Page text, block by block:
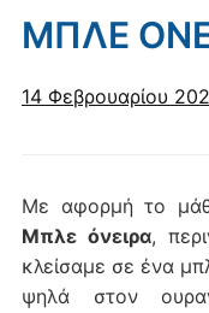
ΜΠΛΕ
14 Φεβρουαρίου
Με αφορμή το
Μπλε όνειρα,
κλείσαμε σε ένα
ψηλά στον